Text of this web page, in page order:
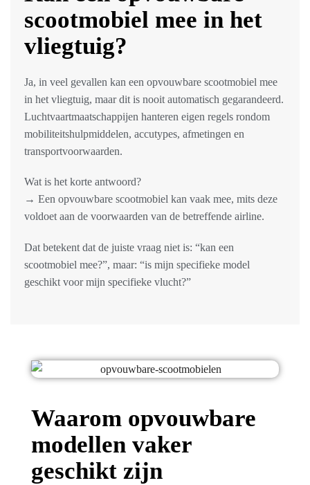
scootmobiel mee in het
vliegtuig?
Ja, in veel gevallen kan een opvouwbare scootmobiel mee
in het vliegtuig, maar dit is nooit automatisch gegarandeerd.
Luchtvaartmaatschappijen hanteren eigen regels rondom
mobiliteitshulpmiddelen, accutypes, afmetingen en
transportvoorwaarden.
Wat is het korte antwoord?
→ Een opvouwbare scootmobiel kan vaak mee, mits deze
voldoet aan de voorwaarden van de betreffende airline.
Dat betekent dat de juiste vraag niet is: “kan een
scootmobiel mee?”, maar: “is mijn specifieke model
geschikt voor mijn specifieke vlucht?”
Waarom opvouwbare
modellen vaker
geschikt zijn